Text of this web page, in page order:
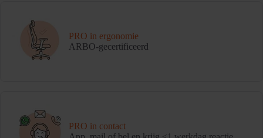
PRO in ergonomie
ARBO-gecertificeerd
PRO in contact